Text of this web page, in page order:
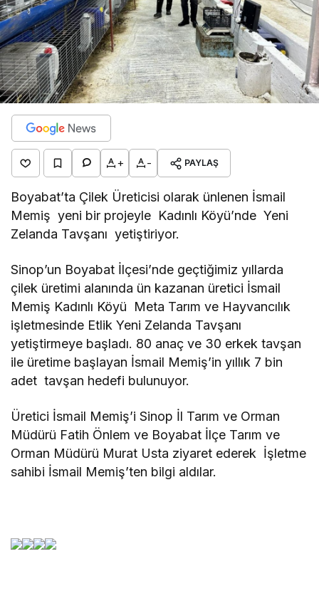
+ - PAYLAŞ
Boyabat’ta Çilek Üreticisi olarak ünlenen İsmail
Memiş yeni bir projeyle Kadınlı Köyü’nde Yeni
Zelanda Tavşanı yetiştiriyor.
Sinop’un Boyabat İlçesi’nde geçtiğimiz yıllarda
çilek üretimi alanında ün kazanan üretici İsmail
Memiş Kadınlı Köyü Meta Tarım ve Hayvancılık
işletmesinde Etlik Yeni Zelanda Tavşanı
yetiştirmeye başladı. 80 anaç ve 30 erkek tavşan
ile üretime başlayan İsmail Memiş’in yıllık 7 bin
adet tavşan hedefi bulunuyor.
Üretici İsmail Memiş’i Sinop İl Tarım ve Orman
Müdürü Fatih Önlem ve Boyabat İlçe Tarım ve
Orman Müdürü Murat Usta ziyaret ederek İşletme
sahibi İsmail Memiş’ten bilgi aldılar.